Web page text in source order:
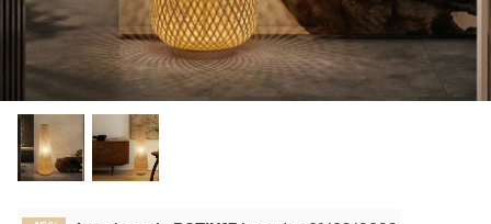
Lampe sur pied rotin
Lampe de chevet rotin
Cadre rotin
Cadre photo rotin
Horloge rotin